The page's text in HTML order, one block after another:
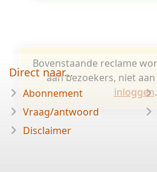
Bovenstaande reclame
aan bezoekers, niet aan
inloggen.
Direct naar...
Abonnement
Vraag/antwoord
Disclaimer